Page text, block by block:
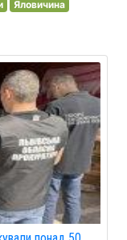
Яловичина